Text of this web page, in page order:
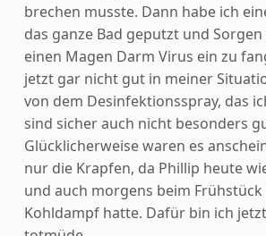
brechen musste. Dann habe ich
das ganze Bad geputzt und
einen Magen Darm Virus ein zu
jetzt gar nicht gut in meiner
von dem Desinfektionsspray, das
sind sicher auch nicht besonders
Glücklicherweise waren es
nur die Krapfen, da Phillip heute
und auch morgens beim
Kohldampf hatte. Dafür bin ich